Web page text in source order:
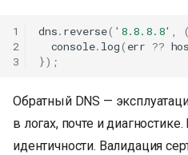
1
2
3
dns. reverse( '8.8.8.8' (
console. log( err ??
});
Обратный DNS —
в логах, почте и
идентичности. Валидация